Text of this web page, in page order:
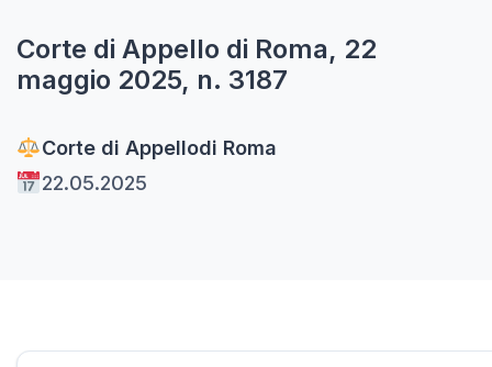
Corte di Appello di Roma, 22
maggio 2025, n. 3187
Corte di Appellodi Roma
22.05.2025